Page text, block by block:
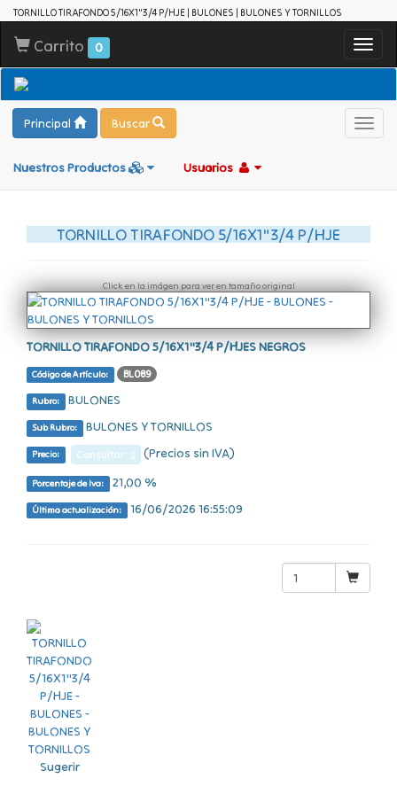
TORNILLO TIRAFONDO 5/16X1"3/4 P/HJE | BULONES | BULONES Y TORNILLOS
Carrito 0
Principal Buscar
Nuestros Productos Usuarios
TORNILLO TIRAFONDO 5/16X1"3/4 P/HJE
Click en la imágen para ver en tamaño original
TORNILLO TIRAFONDO 5/16X1"3/4 P/HJES NEGROS
Código de Artículo: BL089
Rubro: BULONES
Sub Rubro: BULONES Y TORNILLOS
Precio: Consultar $ (Precios sin IVA)
Porcentaje de Iva: 21,00 %
Última actualización: 16/06/2026 16:55:09
Sugerir